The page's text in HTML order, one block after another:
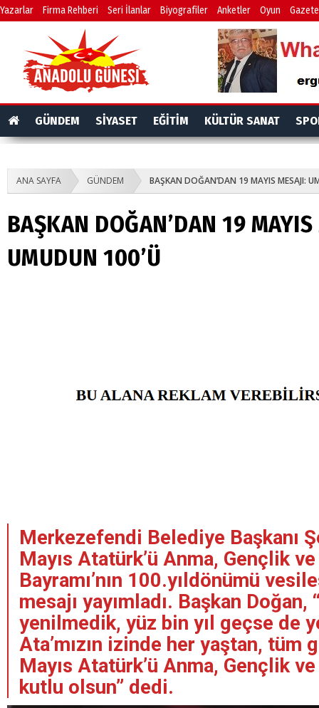
Yazarlar Firma Rehberi Seri İlanlar Biyografiler Anketler Oyun
GÜNDEM SİYASET EĞİTİM KÜLTÜR SANAT
ANA SAYFA GÜNDEM BAŞKAN DOĞAN’DAN 19 MAYIS MESAJI:
BAŞKAN DOĞAN’DAN 19 MAYIS
UMUDUN 100’Ü
Merkezefendi Belediye Başkanı
Mayıs Atatürk’ü Anma, Gençlik
Bayramı’nın 100.yıldönümü
mesajı yayımladı. Başkan Doğan,
yenilmedik, yüz bin yıl geçse de
Ata’mızın izinde her yaştan, tüm
Mayıs Atatürk’ü Anma, Gençlik
kutlu olsun” dedi.